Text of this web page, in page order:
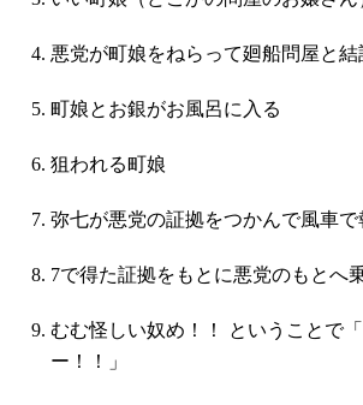
悪党が町娘をねらって廻船問屋と結
町娘とお銀がお風呂に入る
狙われる町娘
弥七が悪党の証拠をつかんで風車で
7で得た証拠をもとに悪党のもとへ
むむ怪しい奴め！！ ということで
ー！！」